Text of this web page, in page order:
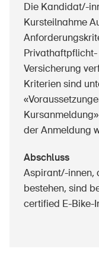
Die Kandidat/-
Kursteilnahme
Privathaftpflicht-
Versicherung
Kriterien sind
der Anmeldung
Abschluss
Aspirant/-innen,
bestehen, sind
certified E-Bike-